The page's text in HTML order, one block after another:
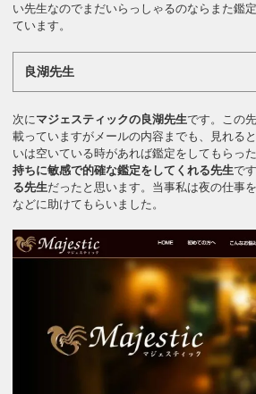
い先生なのでまだいらっしゃるのならまた鑑
ています。
良湖先生
次に マジェスティックの良湖先生です。この
載っていますがメールの内容までも、見れる
いは空いている時があれば鑑定をしてもらっ
持ちに敏感で的確な鑑定をしてくれる先生で
る先生だったと思います。当事私は夜の仕事
などに助けてもらいました。